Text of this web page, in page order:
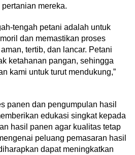
mereka.
tengah petani adalah untuk
dan memastikan proses
tertib, dan lancar. Petani
ketahanan pangan, sehingga
kami untuk turut mendukung,”
panen dan pengumpulan hasil
edukasi singkat kepada
hasil panen agar kualitas tetap
peluang pemasaran hasil
dapat meningkatkan